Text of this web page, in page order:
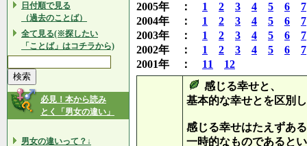
日付順で見る
（過去のことば）
全て見る(※探したい
「ことば」はコチラから)
必見！本から読み
とく「男女の違い」
男女の違いって？↓
2005年 ： 1 2 3 4 5 6
7
2004年 ： 1 2 3 4 5 6
7
2003年 ： 1 2 3 4 5 6
7
2002年 ： 1 2 3 4 5 6
7
2001年 ： 11 12
感じる幸せと、
基本的な幸せとを区別
感じる幸せはたえずあ
一時的なものであると